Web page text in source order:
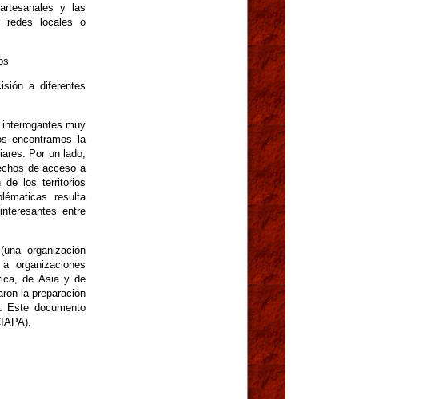
y las
redes locales o
a diferentes
muy
encontramos la
Por un lado,
de acceso a
de los territorios
resulta
entre
organización
organizaciones
de Asia y de
la preparación
Este documento